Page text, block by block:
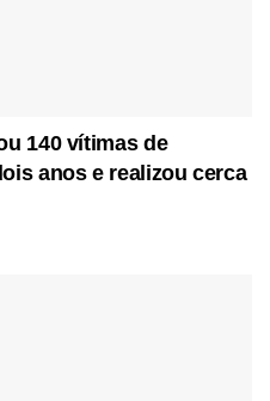
140 vítimas de
anos e realizou cerca